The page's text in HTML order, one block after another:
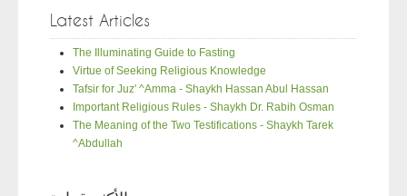
Latest Articles
The Illuminating Guide to Fasting
Virtue of Seeking Religious Knowledge
Tafsir for Juz' ^Amma - Shaykh Hassan Abul Hassan
Important Religious Rules - Shaykh Dr. Rabih Osman
The Meaning of the Two Testifications - Shaykh Tarek
^Abdullah